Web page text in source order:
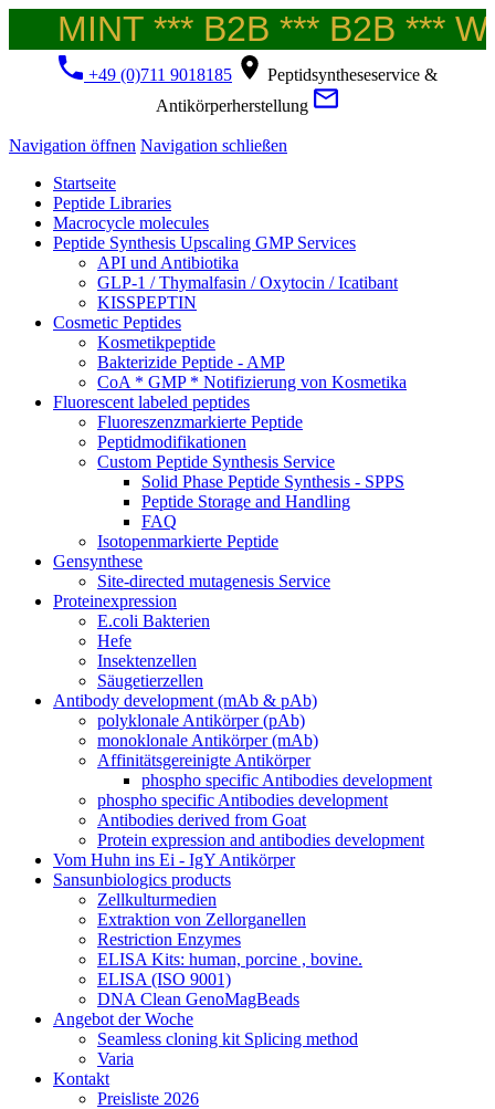
MINT *** B2B *** B2B ***
+49 (0)711 9018185
Peptidsyntheseservice &
Antikörperherstellung
Navigation öffnen Navigation schließen
Startseite
Peptide Libraries
Macrocycle molecules
Peptide Synthesis Upscaling GMP Services
API und Antibiotika
GLP-1 / Thymalfasin / Oxytocin / Icatibant
KISSPEPTIN
Cosmetic Peptides
Kosmetikpeptide
Bakterizide Peptide - AMP
CoA * GMP * Notifizierung von Kosmetika
Fluorescent labeled peptides
Fluoreszenzmarkierte Peptide
Peptidmodifikationen
Custom Peptide Synthesis Service
Solid Phase Peptide Synthesis - SPPS
Peptide Storage and Handling
FAQ
Isotopenmarkierte Peptide
Gensynthese
Site-directed mutagenesis Service
Proteinexpression
E.coli Bakterien
Hefe
Insektenzellen
Säugetierzellen
Antibody development (mAb & pAb)
polyklonale Antikörper (pAb)
monoklonale Antikörper (mAb)
Affinitätsgereinigte Antikörper
phospho specific Antibodies development
phospho specific Antibodies development
Antibodies derived from Goat
Protein expression and antibodies development
Vom Huhn ins Ei - IgY Antikörper
Sansunbiologics products
Zellkulturmedien
Extraktion von Zellorganellen
Restriction Enzymes
ELISA Kits: human, porcine , bovine.
ELISA (ISO 9001)
DNA Clean GenoMagBeads
Angebot der Woche
Seamless cloning kit Splicing method
Varia
Kontakt
Preisliste 2026